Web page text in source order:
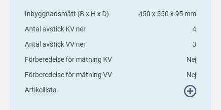
Inbyggnadsmått (B x H x D)
450 x 550 x 95 mm
Antal avstick KV ner
4
Antal avstick VV ner
3
Förberedelse för mätning KV
Nej
Förberedelse för mätning VV
Nej
Artikellista